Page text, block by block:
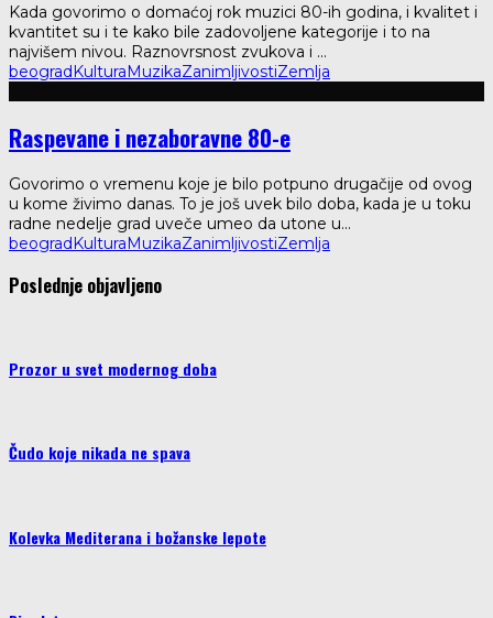
Kada govorimo o domaćoj rok muzici 80-ih godina, i kvalitet i
kvantitet su i te kako bile zadovoljene kategorije i to na
najvišem nivou. Raznovrsnost zvukova i ...
beogradKulturaMuzikaZanimljivostiZemlja
Raspevane i nezaboravne 80-e
Govorimo o vremenu koje je bilo potpuno drugačije od ovog
u kome živimo danas. To je još uvek bilo doba, kada je u toku
radne nedelje grad uveče umeo da utone u...
beogradKulturaMuzikaZanimljivostiZemlja
Poslednje objavljeno
Prozor u svet modernog doba
Čudo koje nikada ne spava
Kolevka Mediterana i božanske lepote